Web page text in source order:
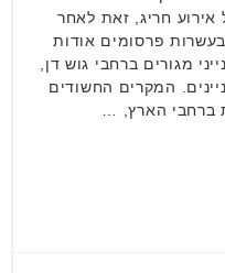
בזמן אמת למוקד 100 בכל אירוע חריג, זאת לאחר
פרסומים אודות
מגורים ברחבי גוש דן,
המקרים החשודים
ברחבי הארץ, …